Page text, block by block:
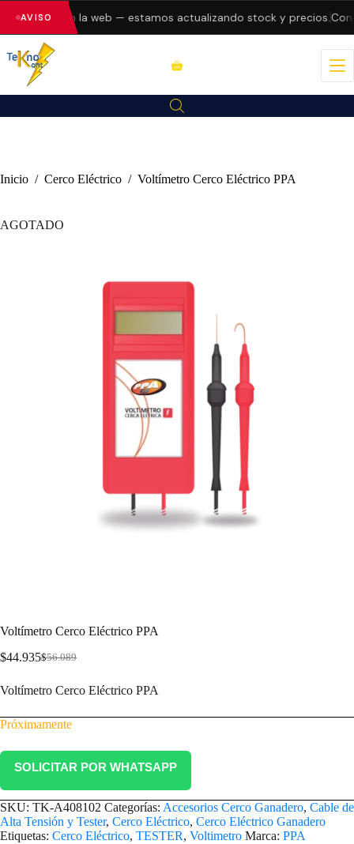
AVISO
errores en la web — estamos actualizando stock y precios.
Inicio / Cerco Eléctrico / Voltímetro Cerco Eléctrico PPA
AGOTADO
Voltímetro Cerco Eléctrico PPA
$56.089
$44.935
Voltímetro Cerco Eléctrico PPA
Próximamente
SOLICITAR POR WHATSAPP
SKU: TK-A408102 Categorías: Accesorios Cerco Ganadero, Cable de
Alta Tensión y Tester, Cerco Eléctrico, Cerco Eléctrico Ganadero
Etiquetas: Cerco Eléctrico, TESTER, Voltimetro Marca: PPA